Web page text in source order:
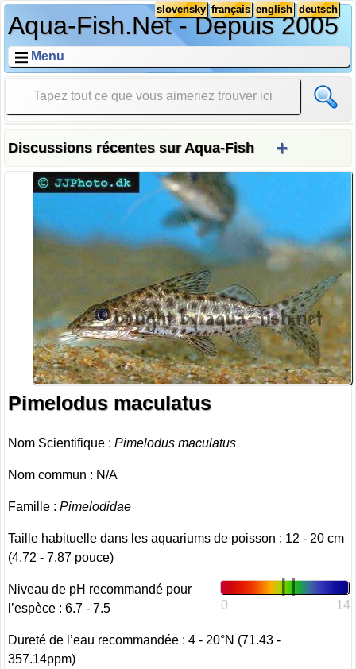
Aqua-Fish.Net - Depuis 2005
deutsch
english
français
slovensky
Menu
Discussions récentes sur Aqua-Fish +
Pimelodus maculatus
Nom Scientifique :Pimelodus maculatus
Nom commun : N/A
Famille :Pimelodidae
Taille habituelle dans les aquariums de poisson : 12 - 20 cm
(4.72 - 7.87 pouce)
0 14
Niveau de pH recommandé pour
l’espèce : 6.7 - 7.5
Dureté de l’eau recommandée : 4 - 20°N (71.43 -
357.14ppm)